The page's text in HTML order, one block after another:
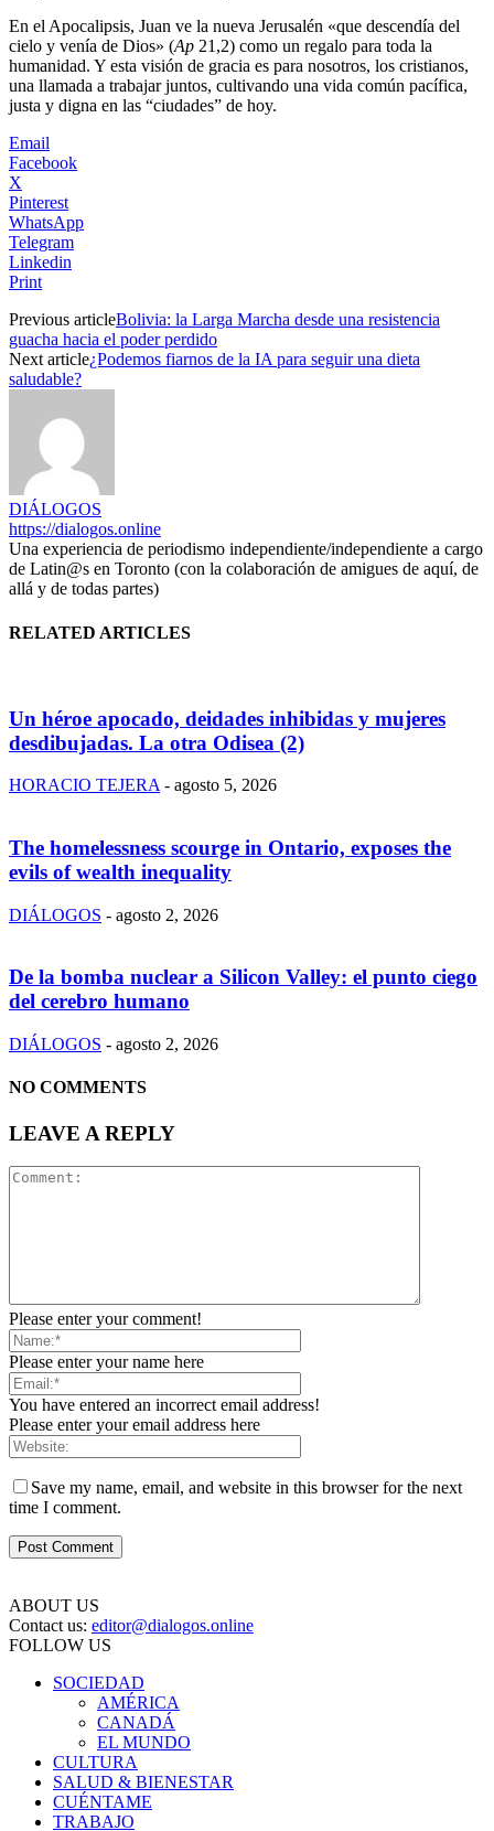
En el Apocalipsis, Juan ve la nueva Jerusalén «que descendía del
cielo y venía de Dios» (Ap 21,2) como un regalo para toda la
humanidad. Y esta visión de gracia es para nosotros, los cristianos,
una llamada a trabajar juntos, cultivando una vida común pacífica,
justa y digna en las “ciudades” de hoy.
Email
Facebook
X
Pinterest
WhatsApp
Telegram
Linkedin
Print
Previous articleBolivia: la Larga Marcha desde una resistencia
guacha hacia el poder perdido
Next article¿Podemos fiarnos de la IA para seguir una dieta
saludable?
DIÁLOGOS
https://dialogos.online
Una experiencia de periodismo independiente/independiente a cargo
de Latin@s en Toronto (con la colaboración de amigues de aquí, de
allá y de todas partes)
RELATED ARTICLES
Un héroe apocado, deidades inhibidas y mujeres
desdibujadas. La otra Odisea (2)
HORACIO TEJERA - agosto 5, 2026
The homelessness scourge in Ontario, exposes the
evils of wealth inequality
DIÁLOGOS - agosto 2, 2026
De la bomba nuclear a Silicon Valley: el punto ciego
del cerebro humano
DIÁLOGOS - agosto 2, 2026
NO COMMENTS
LEAVE A REPLY
Please enter your comment!
Please enter your name here
You have entered an incorrect email address!
Please enter your email address here
Save my name, email, and website in this browser for the next
time I comment.
ABOUT US
Contact us: editor@dialogos.online
FOLLOW US
SOCIEDAD
AMÉRICA
CANADÁ
EL MUNDO
CULTURA
SALUD & BIENESTAR
CUÉNTAME
TRABAJO